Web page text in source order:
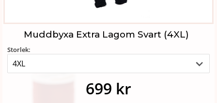
Muddbyxa Extra Lagom Svart (4XL)
Storlek:
699 kr